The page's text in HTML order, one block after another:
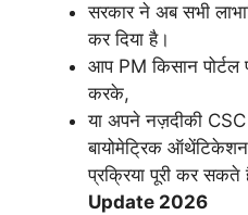
सरकार ने अब सभी
कर दिया है।
आप PM किसान
करके,
या अपने नज़दीकी
बायोमेट्रिक
प्रक्रिया पूरी कर सकते
Update 2026